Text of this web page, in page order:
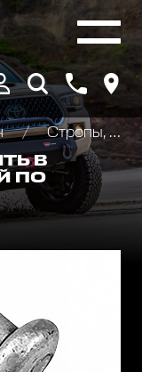
Стропы, шаклы и аксессуары
В
ПО